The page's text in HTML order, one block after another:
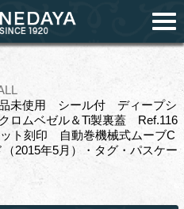
未使用 シール付 ディープシ
ムベゼル＆Ti製裏蓋 Ref.116
ト刻印 自動巻機械式ムーブC
2015年5月）・タグ・パスケー